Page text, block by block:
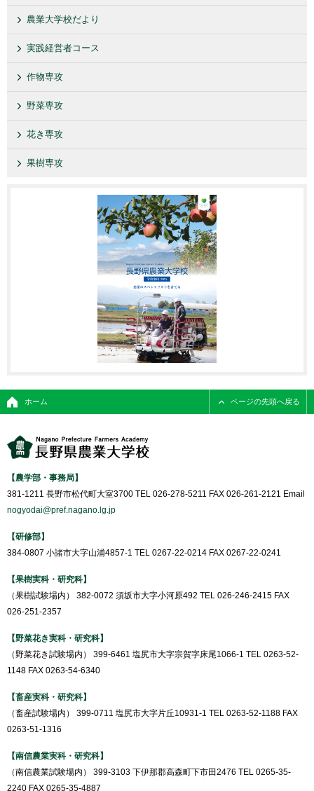
農業大学校だより
実践経営者コース
作物専攻
野菜専攻
花き専攻
果樹専攻
ホーム ページの先頭へ戻る
【農学部・事務局】
381-1211 長野市松代町大室3700 TEL 026-278-5211 FAX 026-261-2121 Email
nogyodai@pref.nagano.lg.jp
【研修部】
384-0807 小諸市大字山浦4857-1 TEL 0267-22-0214 FAX 0267-22-0241
【果樹実科・研究科】
（果樹試験場内） 382-0072 須坂市大字小河原492 TEL 026-246-2415 FAX
026-251-2357
【野菜花き実科・研究科】
（野菜花き試験場内） 399-6461 塩尻市大字宗賀字床尾1066-1 TEL 0263-52-
1148 FAX 0263-54-6340
【畜産実科・研究科】
（畜産試験場内） 399-0711 塩尻市大字片丘10931-1 TEL 0263-52-1188 FAX
0263-51-1316
【南信農業実科・研究科】
（南信農業試験場内） 399-3103 下伊那郡高森町下市田2476 TEL 0265-35-
2240 FAX 0265-35-4887